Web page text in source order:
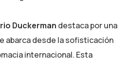
Duckerman destaca por una
abarca desde la sofisticación
internacional. Esta